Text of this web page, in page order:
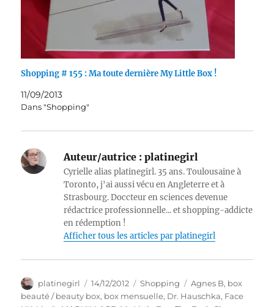
Shopping # 155 : Ma toute dernière My Little Box !
11/09/2013
Dans "Shopping"
Auteur/autrice : platinegirl
Cyrielle alias platinegirl. 35 ans. Toulousaine à
Toronto, j'ai aussi vécu en Angleterre et à
Strasbourg. Doccteur en sciences devenue
rédactrice professionnelle... et shopping-addicte
en rédemption !
Afficher tous les articles par platinegirl
Auteur
platinegirl
Publié
le
14/12/2012 Catégories
Shopping Étiquettes
Agnes B, box
beauté / beauty box, box mensuelle, Dr. Hauschka, Face